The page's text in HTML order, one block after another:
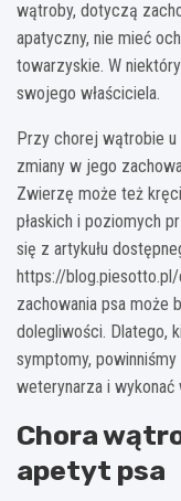
wątroby, dotyczą
apatyczny, nie mieć
towarzyskie. W
swojego właściciela.
Przy chorej wątrobie u
zmiany w jego
Zwierzę może też
płaskich i poziomych
się z artykułu
https://
zachowania psa może
dolegliwości. Dlatego,
symptomy,
weterynarza i wykonać
Chora
apetyt psa